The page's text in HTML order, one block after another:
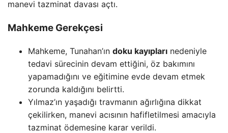
manevi tazminat davası açtı.
Mahkeme Gerekçesi
Mahkeme, Tunahan’ın doku kayıpları nedeniyle
tedavi sürecinin devam ettiğini, öz bakımını
yapamadığını ve eğitimine evde devam etmek
zorunda kaldığını belirtti.
Yılmaz’ın yaşadığı travmanın ağırlığına dikkat
çekilirken, manevi acısının hafifletilmesi amacıyla
tazminat ödemesine karar verildi.